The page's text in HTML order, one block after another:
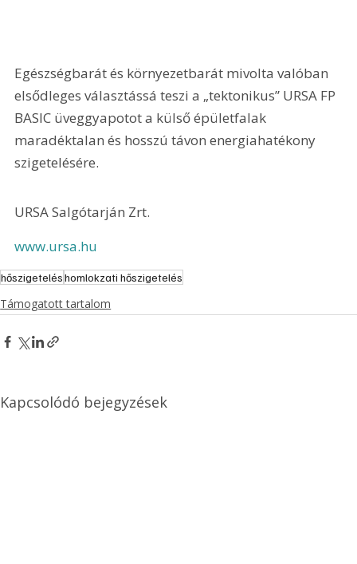
Egészségbarát és környezetbarát mivolta való­ban
elsődleges választássá teszi a „tektonikus” URSA FP
BASIC üveggyapotot a külső épületfalak
maradéktalan és hosszú távon energiahatékony
szigetelésére.
URSA Salgótarján Zrt.
www.ursa.hu
hőszigeteléshomlokzati hőszigetelés
Támogatott tartalom
Kapcsolódó bejegyzések